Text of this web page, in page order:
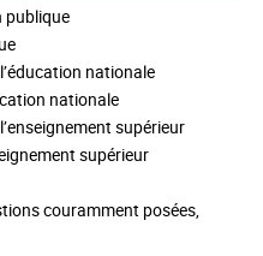
nationale
nationale
supérieur
supérieur
couramment posées,